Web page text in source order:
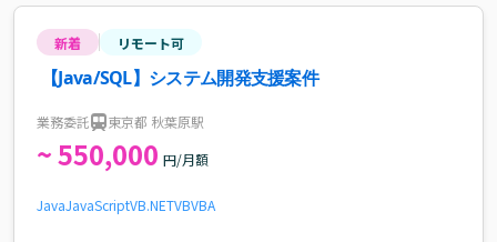
新着 リモート可
【Java/SQL】システム開発支援案件
業務委託 東京都 秋葉原駅
~ 550,000 円/月額
JavaJavaScriptVB.NETVBVBA